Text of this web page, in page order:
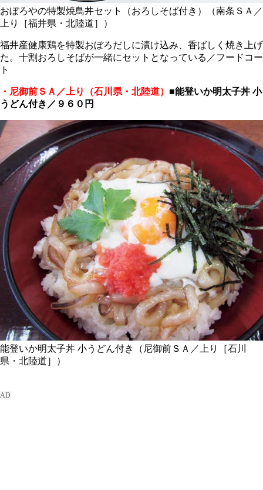
おぼろやの特製焼鳥丼セット（おろしそば付き）（南条ＳＡ／
上り［福井県・北陸道］）
福井産健康鶏を特製おぼろだしに漬け込み、香ばしく焼き上げ
た。十割おろしそばが一緒にセットとなっている／フードコー
ト
・尼御前ＳＡ／上り（石川県・北陸道） ■能登いか明太子丼 小
うどん付き／９６０円
能登いか明太子丼 小うどん付き（尼御前ＳＡ／上り［石川
県・北陸道］）